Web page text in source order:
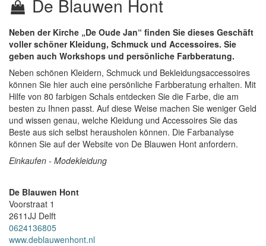
De Blauwen Hont
Neben der Kirche „De Oude Jan“ finden Sie dieses Geschäft
voller schöner Kleidung, Schmuck und Accessoires. Sie
geben auch Workshops und persönliche Farbberatung.
Neben schönen Kleidern, Schmuck und Bekleidungsaccessoires
können Sie hier auch eine persönliche Farbberatung erhalten. Mit
Hilfe von 80 farbigen Schals entdecken Sie die Farbe, die am
besten zu Ihnen passt. Auf diese Weise machen Sie weniger Geld
und wissen genau, welche Kleidung und Accessoires Sie das
Beste aus sich selbst herausholen können. Die Farbanalyse
können Sie auf der Website von De Blauwen Hont anfordern.
Einkaufen - Modekleidung
De Blauwen Hont
Voorstraat 1
2611JJ Delft
0624136805
www.deblauwenhont.nl